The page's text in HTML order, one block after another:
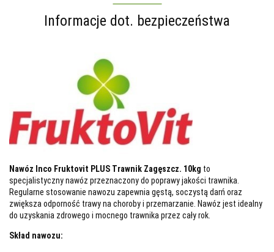
Informacje dot. bezpieczeństwa
Nawóz Inco Fruktovit PLUS Trawnik Zagęszcz. 10kg to
specjalistyczny nawóz przeznaczony do poprawy jakości trawnika.
Regularne stosowanie nawozu zapewnia gęstą, soczystą darń oraz
zwiększa odporność trawy na choroby i przemarzanie. Nawóz jest idealny
do uzyskania zdrowego i mocnego trawnika przez cały rok.
Skład nawozu: